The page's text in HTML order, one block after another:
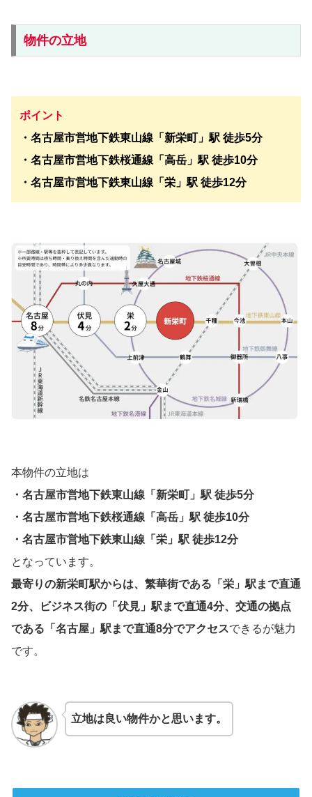
物件の立地
ポイント
・名古屋市営地下鉄東山線「新栄町」駅 徒歩5分
・名古屋市営地下鉄桜通線「高岳」駅 徒歩10分
・名古屋市営地下鉄東山線「栄」駅 徒歩12分
本物件の立地は
・名古屋市営地下鉄東山線「新栄町」駅 徒歩5分
・名古屋市営地下鉄桜通線「高岳」駅 徒歩10分
・名古屋市営地下鉄東山線「栄」駅 徒歩12分
となっています。
最寄りの新栄町駅からは、繁華街である「栄」駅まで直通
2分、ビジネス街の「伏見」駅まで直通4分、交通の拠点
である「名古屋」駅まで直通8分でアクセスできるが魅力
です。
立地は良い物件かと思います。